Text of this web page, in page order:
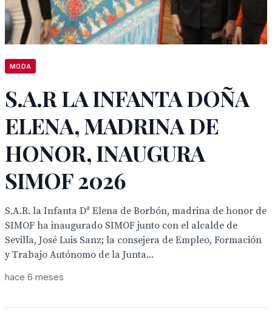
MODA
S.A.R LA INFANTA DOÑA
ELENA, MADRINA DE
HONOR, INAUGURA
SIMOF 2026
S.A.R. la Infanta Dª Elena de Borbón, madrina de honor de
SIMOF ha inaugurado SIMOF junto con el alcalde de
Sevilla, José Luis Sanz; la consejera de Empleo, Formación
y Trabajo Autónomo de la Junta...
hace 6 meses